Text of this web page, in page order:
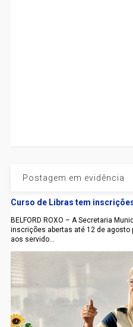
Postagem em evidência
Curso de Libras tem
BELFORD ROXO – A Secretaria
inscrições abertas até 12 de agosto
aos servido...